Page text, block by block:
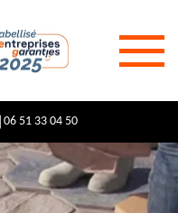
06 51 33 04 50